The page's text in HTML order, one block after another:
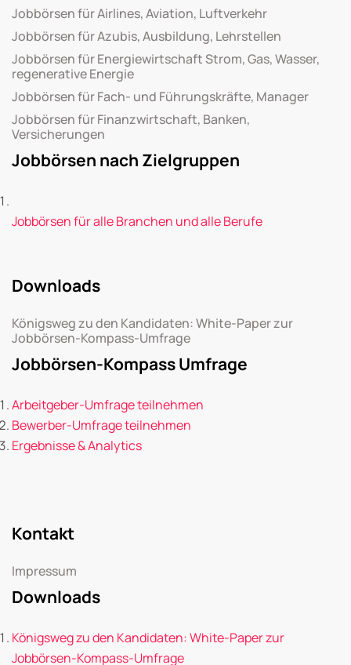
Jobbörsen für Airlines, Aviation, Luftverkehr
Jobbörsen für Azubis, Ausbildung, Lehrstellen
Jobbörsen für Energiewirtschaft Strom, Gas, Wasser,
regenerative Energie
Jobbörsen für Fach- und Führungskräfte, Manager
Jobbörsen für Finanzwirtschaft, Banken,
Versicherungen
Jobbörsen nach Zielgruppen
Jobbörsen für alle Branchen und alle Berufe
Downloads
Königsweg zu den Kandidaten: White-Paper zur
Jobbörsen-Kompass-Umfrage
Jobbörsen-Kompass Umfrage
Arbeitgeber-Umfrage teilnehmen
Bewerber-Umfrage teilnehmen
Ergebnisse & Analytics
Kontakt
Impressum
Downloads
Königsweg zu den Kandidaten: White-Paper zur
Jobbörsen-Kompass-Umfrage